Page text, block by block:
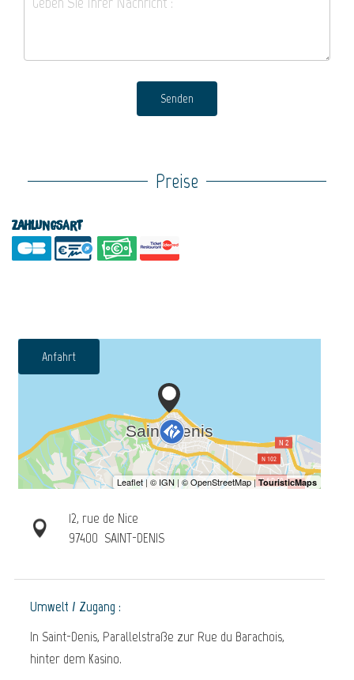
Senden
Preise
Zahlungsart
Anfahrt
12, rue de Nice
97400 SAINT-DENIS
Umwelt / Zugang :
In Saint-Denis, Parallelstraße zur Rue du Barachois,
hinter dem Kasino.